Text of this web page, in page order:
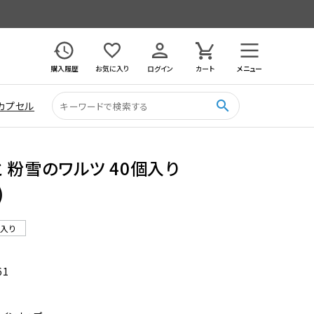
購入履歴
お気に入り ログイン カート メニュー
プセル search
粉雪のワルツ 40個入り
り